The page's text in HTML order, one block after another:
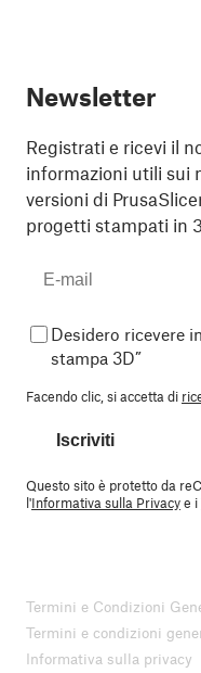
Newsletter
Registrati e ricevi il
informazioni utili sui
versioni di
progetti stampati in
Desidero ricevere
stampa 3D”
Facendo clic, si accetta di
Iscriviti
Questo sito è protetto da
l'Informativa sulla Privacye i
Termini e Condizioni
Termini e condizioni
Informativa sulla privacy